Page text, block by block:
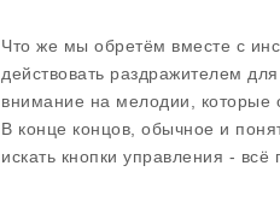
Что же мы обретём вместе с
действовать раздражителем
внимание на мелодии, которые
В конце концов, обычное и
искать кнопки управления - всё